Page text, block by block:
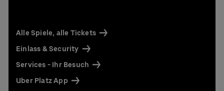
Alle Spiele, alle Tickets
Einlass & Security
Services - Ihr Besuch
Uber Platz App